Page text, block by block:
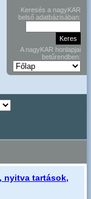
Keresés a nagyKAR
belső adatbázisában:
A nagyKAR honlapjai
betűrendben:
nyitva tartások,